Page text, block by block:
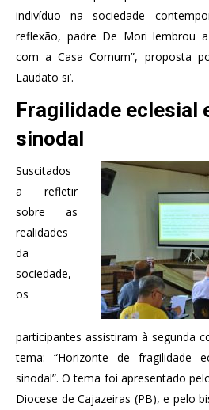
indivíduo na sociedade
reflexão, padre De Mori lembrou
com a Casa Comum”, proposta
Laudato si’.
Fragilidade eclesial
sinodal
Suscitados
a refletir
sobre as
realidades
da
sociedade,
os
participantes assistiram à segunda
tema: “Horizonte de fragilidade
sinodal”. O tema foi apresentado
Diocese de Cajazeiras (PB), e pelo